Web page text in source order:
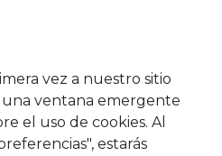
vez a nuestro sitio
ventana emergente
el uso de cookies. Al
estarás